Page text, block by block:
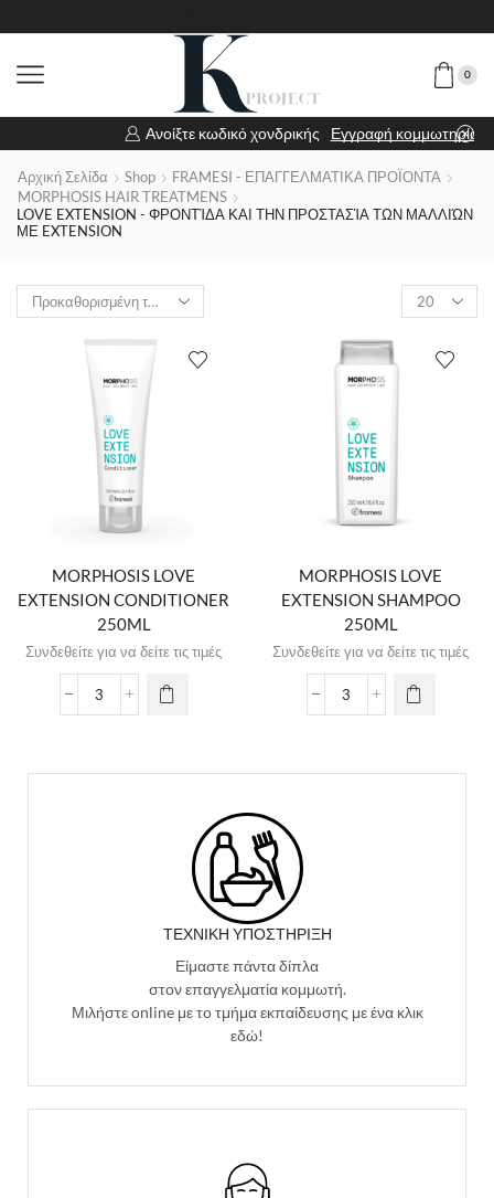
0
Ανοίξτε κωδικό χονδρικής Εγγραφή κομμωτηρίου
Αρχική Σελίδα Shop
FRAMESI - ΕΠΑΓΓΕΛΜΑΤΙΚΑ ΠΡΟΪΟΝΤΑ
MORPHOSIS HAIR TREATMENS
LOVE EXTENSION - ΦΡΟΝΤΊΔΑ ΚΑΙ ΤΗΝ ΠΡΟΣΤΑΣΊΑ ΤΩΝ ΜΑΛΛΙΏΝ
ΜΕ EXTENSION
MORPHOSIS LOVE
EXTENSION CONDITIONER
250ML
Συνδεθείτε για να δείτε τις τιμές
MORPHOSIS LOVE
EXTENSION SHAMPOO
250ML
Συνδεθείτε για να δείτε τις τιμές
ΤΕΧΝΙΚΉ ΥΠΟΣΤΉΡΙΞΗ
Είμαστε πάντα δίπλα
στον επαγγελματία κομμωτή.
Μιλήστε online με το τμήμα εκπαίδευσης με ένα κλικ
εδώ!